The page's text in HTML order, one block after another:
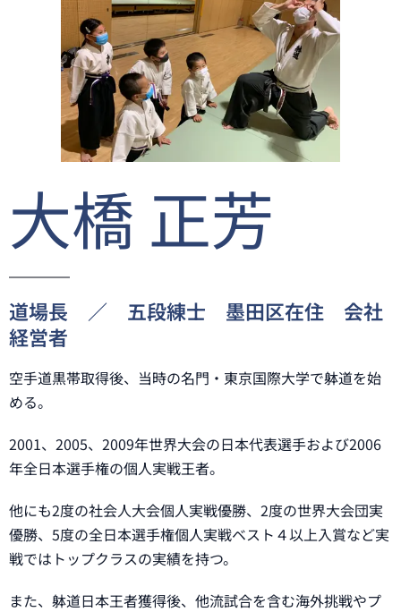
大橋 正芳
道場長 ／ 五段練士 墨田区在住 会社
経営者
空手道黒帯取得後、当時の名門・東京国際大学で躰道を始
める。
2001、2005、2009年世界大会の日本代表選手および2006
年全日本選手権の個人実戦王者。
他にも2度の社会人大会個人実戦優勝、2度の世界大会団実
優勝、5度の全日本選手権個人実戦ベスト４以上入賞など実
戦ではトップクラスの実績を持つ。
また、躰道日本王者獲得後、他流試合を含む海外挑戦やプ